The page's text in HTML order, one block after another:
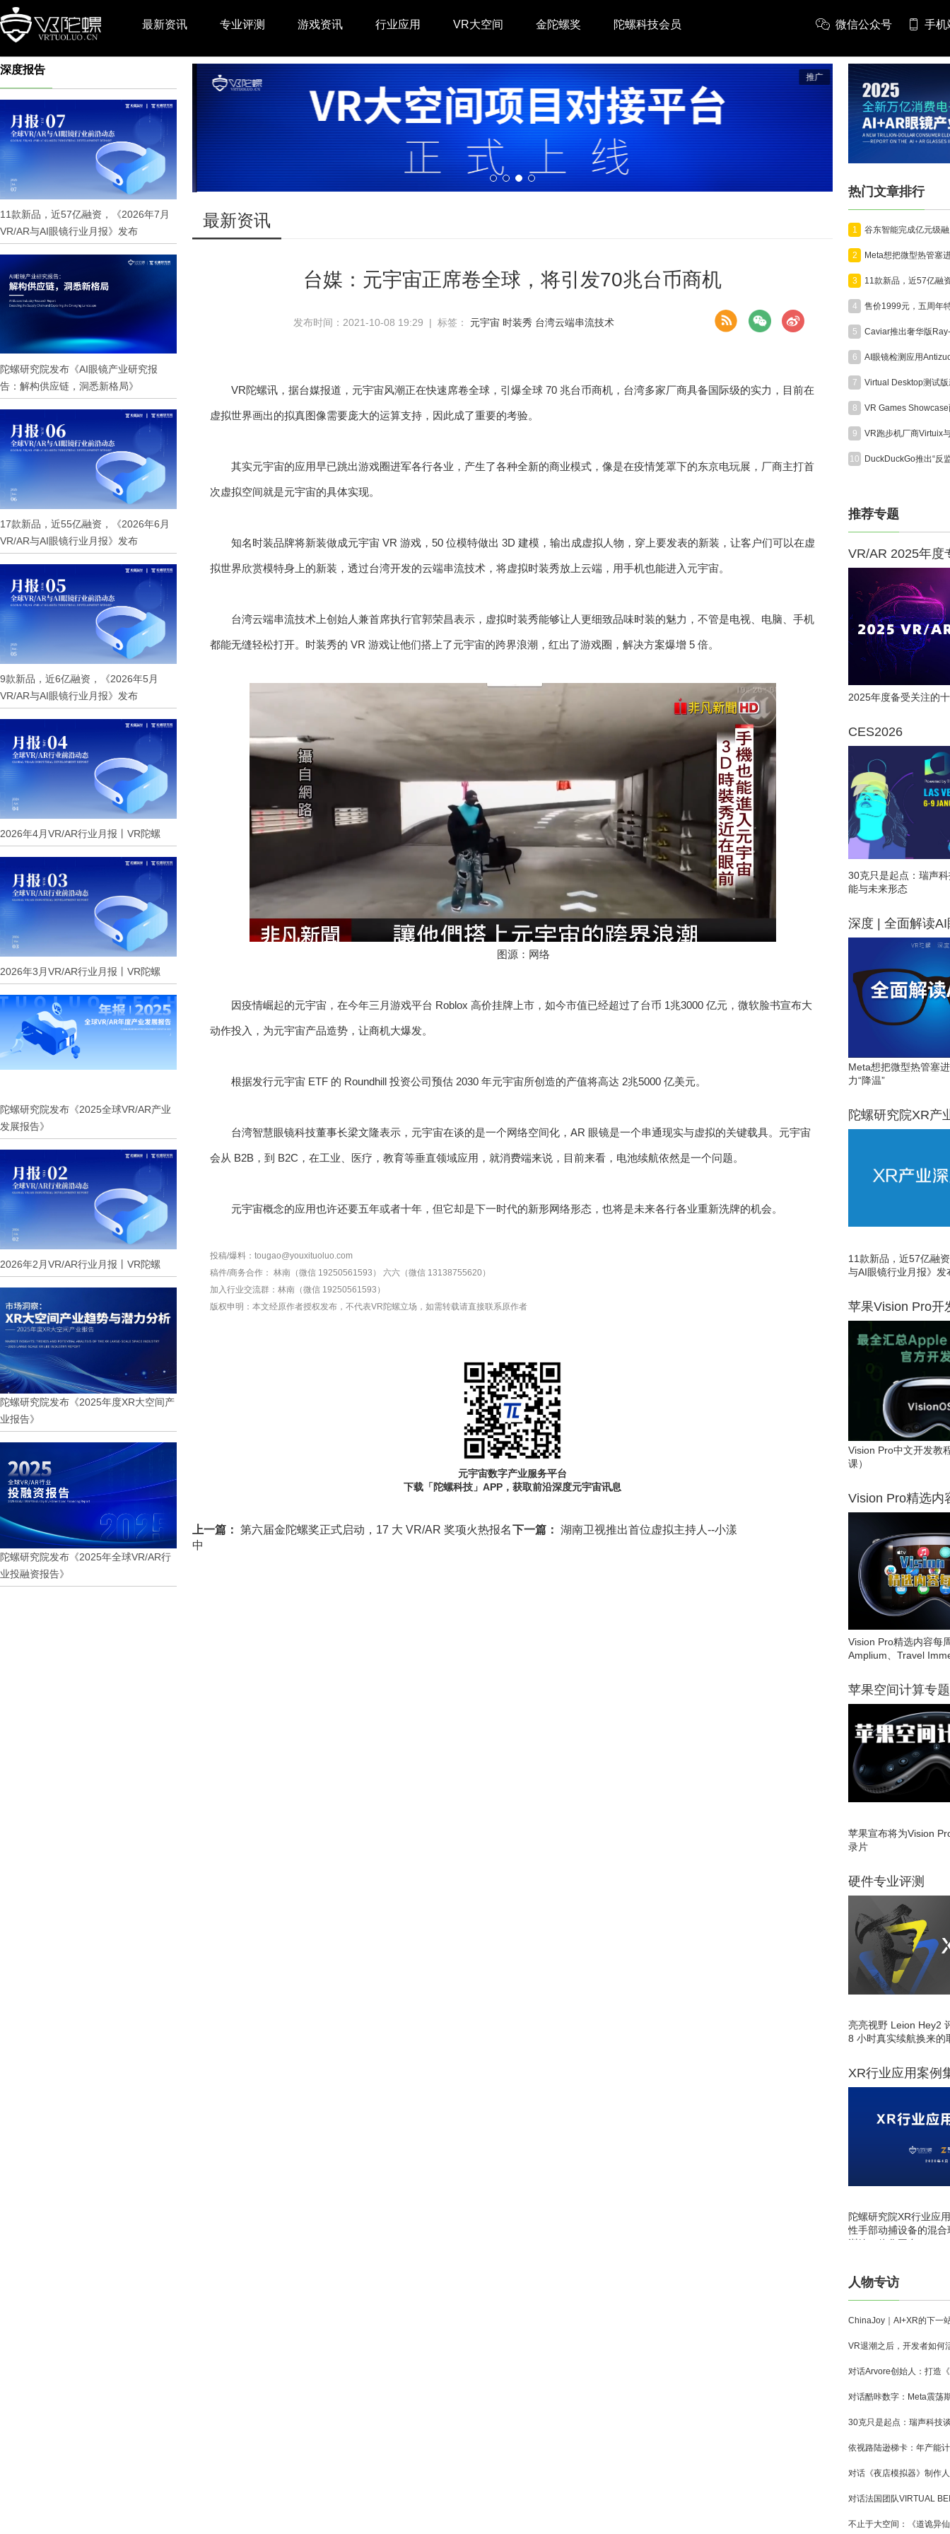
最新资讯 专业评测 游戏资讯 行业应用 VR大空间 金陀螺奖 陀螺科技会员 微信公众号 手机
深度报告
11款新品，近57亿融资，《2026年7月
VR/AR与AI眼镜行业月报》发布
陀螺研究院发布《AI眼镜产业研究报
告：解构供应链，洞悉新格局》
17款新品，近55亿融资，《2026年6月
VR/AR与AI眼镜行业月报》发布
9款新品，近6亿融资，《2026年5月
VR/AR与AI眼镜行业月报》发布
2026年4月VR/AR行业月报丨VR陀螺
2026年3月VR/AR行业月报丨VR陀螺
陀螺研究院发布《2025全球VR/AR产业
发展报告》
2026年2月VR/AR行业月报丨VR陀螺
陀螺研究院发布《2025年度XR大空间产
业报告》
陀螺研究院发布《2025年全球VR/AR行
业投融资报告》
推广
最新资讯
台媒：元宇宙正席卷全球，将引发70兆台币商机
发布时间：2021-10-08 19:29 | 标签： 元宇宙 时装秀 台湾云端串流技术
VR陀螺讯，据台媒报道，元宇宙风潮正在快速席卷全球，引爆全球 70 兆台币商机，台湾多家厂商具备国际级的实力，目前在
虚拟世界画出的拟真图像需要庞大的运算支持，因此成了重要的考验。
其实元宇宙的应用早已跳出游戏圈进军各行各业，产生了各种全新的商业模式，像是在疫情笼罩下的东京电玩展，厂商主打首
次虚拟空间就是元宇宙的具体实现。
知名时装品牌将新装做成元宇宙 VR 游戏，50 位模特做出 3D 建模，输出成虚拟人物，穿上要发表的新装，让客户们可以在虚
拟世界欣赏模特身上的新装，透过台湾开发的云端串流技术，将虚拟时装秀放上云端，用手机也能进入元宇宙。
台湾云端串流技术上创始人兼首席执行官郭荣昌表示，虚拟时装秀能够让人更细致品味时装的魅力，不管是电视、电脑、手机
都能无缝轻松打开。时装秀的 VR 游戏让他们搭上了元宇宙的跨界浪潮，红出了游戏圈，解决方案爆增 5 倍。
图源：网络
因疫情崛起的元宇宙，在今年三月游戏平台 Roblox 高价挂牌上市，如今市值已经超过了台币 1兆3000 亿元，微软脸书宣布大
动作投入，为元宇宙产品造势，让商机大爆发。
根据发行元宇宙 ETF 的 Roundhill 投资公司预估 2030 年元宇宙所创造的产值将高达 2兆5000 亿美元。
台湾智慧眼镜科技董事长梁文隆表示，元宇宙在谈的是一个网络空间化，AR 眼镜是一个串通现实与虚拟的关键载具。元宇宙
会从 B2B，到 B2C，在工业、医疗，教育等垂直领域应用，就消费端来说，目前来看，电池续航依然是一个问题。
元宇宙概念的应用也许还要五年或者十年，但它却是下一时代的新形网络形态，也将是未来各行各业重新洗牌的机会。
投稿/爆料：tougao@youxituoluo.com
稿件/商务合作： 林南（微信 19250561593）
六六（微信 13138755620）
加入行业交流群： 林南（微信 19250561593）
版权申明：本文经原作者授权发布，不代表VR陀螺立场，如需转载请直接联系原作者
元宇宙数字产业服务平台
下载「陀螺科技」APP，获取前沿深度元宇宙讯息
上一篇： 第六届金陀螺奖正式启动，17 大 VR/AR 奖项火热报名
中
下一篇： 湖南卫视推出首位虚拟主持人--小漾
热门文章排行
1
2
3
4
5
6
7
8
9
10
推荐专题
VR/AR 2025年度
2025年度备受关注的
CES2026
30克只是起点：瑞声
能与未来形态
深度 | 全面解读AI
Meta想把微型热管塞
力“降温”
陀螺研究院XR产
11款新品，近57亿融
与AI眼镜行业月报》发
苹果Vision Pro开
Vision Pro中文开发教
课）
Vision Pro精选内
Vision Pro精选内容每
Amplium、Travel
苹果空间计算专题
苹果宣布将为Vision
录片
硬件专业评测
亮亮视野 Leion Hey2
8 小时真实续航换来的
XR行业应用案例
陀螺研究院XR行业应
性手部动捕设备的混
训练一体化平台
人物专访